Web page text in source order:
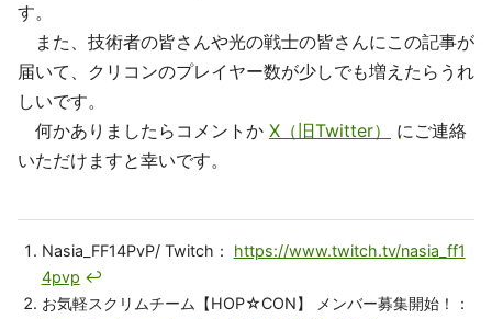
す。
また、技術者の皆さんや光の戦士の皆さんにこの記事が
届いて、クリコンのプレイヤー数が少しでも増えたらうれ
しいです。
何かありましたらコメントか X（旧Twitter）
にご連絡
いただけますと幸いです。
Nasia_FF14PvP/ Twitch： https://www.twitch.tv/nasia_ff1
4pvp ↩
お気軽スクリムチーム【HOP☆CON】 メンバー募集開始！：